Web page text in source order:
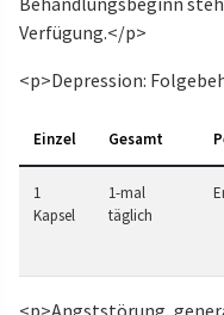
Verfügung.</p>
<p>Depression:
Einzel Gesamt
1
Kapsel
1-mal
täglich
<p>Angststörung,